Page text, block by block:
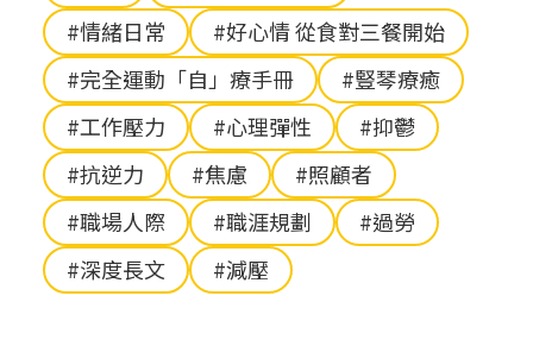
#情緒日常
#好心情 從食對三餐開始
#完全運動「自」療手冊
#豎琴療癒
#工作壓力
#心理彈性
#抑鬱
#抗逆力
#焦慮
#照顧者
#職場人際
#職涯規劃
#過勞
#深度長文
#減壓